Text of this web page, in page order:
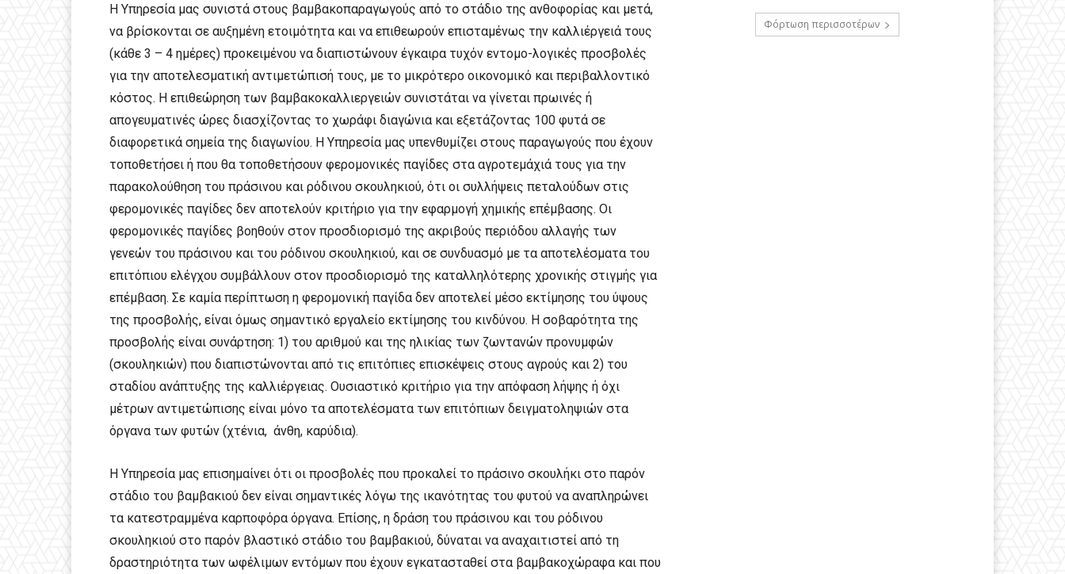
Η Υπηρεσία μας συνιστά στους βαμβακοπαραγωγούς από το στάδιο της ανθοφορίας και μετά,
να βρίσκονται σε αυξημένη ετοιμότητα και να επιθεωρούν επισταμένως την καλλιέργειά τους
(κάθε 3 – 4 ημέρες) προκειμένου να διαπιστώνουν έγκαιρα τυχόν εντομο-λογικές προσβολές
για την αποτελεσματική αντιμετώπισή τους, με το μικρότερο οικονομικό και περιβαλλοντικό
κόστος. Η επιθεώρηση των βαμβακοκαλλιεργειών συνιστάται να γίνεται πρωινές ή
απογευματινές ώρες διασχίζοντας το χωράφι διαγώνια και εξετάζοντας 100 φυτά σε
διαφορετικά σημεία της διαγωνίου. Η Υπηρεσία μας υπενθυμίζει στους παραγωγούς που έχουν
τοποθετήσει ή που θα τοποθετήσουν φερομονικές παγίδες στα αγροτεμάχιά τους για την
παρακολούθηση του πράσινου και ρόδινου σκουληκιού, ότι οι συλλήψεις πεταλούδων στις
φερομονικές παγίδες δεν αποτελούν κριτήριο για την εφαρμογή χημικής επέμβασης. Οι
φερομονικές παγίδες βοηθούν στον προσδιορισμό της ακριβούς περιόδου αλλαγής των
γενεών του πράσινου και του ρόδινου σκουληκιού, και σε συνδυασμό με τα αποτελέσματα του
επιτόπιου ελέγχου συμβάλλουν στον προσδιορισμό της καταλληλότερης χρονικής στιγμής για
επέμβαση. Σε καμία περίπτωση η φερομονική παγίδα δεν αποτελεί μέσο εκτίμησης του ύψους
της προσβολής, είναι όμως σημαντικό εργαλείο εκτίμησης του κινδύνου. Η σοβαρότητα της
προσβολής είναι συνάρτηση: 1) του αριθμού και της ηλικίας των ζωντανών προνυμφών
(σκουληκιών) που διαπιστώνονται από τις επιτόπιες επισκέψεις στους αγρούς και 2) του
σταδίου ανάπτυξης της καλλιέργειας. Ουσιαστικό κριτήριο για την απόφαση λήψης ή όχι
μέτρων αντιμετώπισης είναι μόνο τα αποτελέσματα των επιτόπιων δειγματοληψιών στα
όργανα των φυτών (χτένια, άνθη, καρύδια).
Η Υπηρεσία μας επισημαίνει ότι οι προσβολές που προκαλεί το πράσινο σκουλήκι στο παρόν
στάδιο του βαμβακιού δεν είναι σημαντικές λόγω της ικανότητας του φυτού να αναπληρώνει
τα κατεστραμμένα καρποφόρα όργανα. Επίσης, η δράση του πράσινου και του ρόδινου
σκουληκιού στο παρόν βλαστικό στάδιο του βαμβακιού, δύναται να αναχαιτιστεί από τη
δραστηριότητα των ωφέλιμων εντόμων που έχουν εγκατασταθεί στα βαμβακοχώραφα και που
Φόρτωση περισσοτέρων